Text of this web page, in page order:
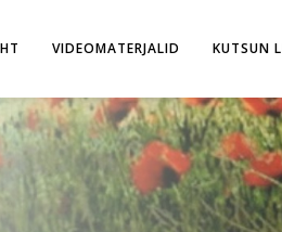
VIDEOMATERJALID KUTSUN